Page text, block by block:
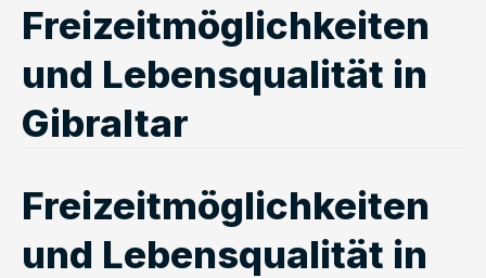
Freizeitmöglichkeiten
und Lebensqualität in
Gibraltar
Freizeitmöglichkeiten
und Lebensqualität in